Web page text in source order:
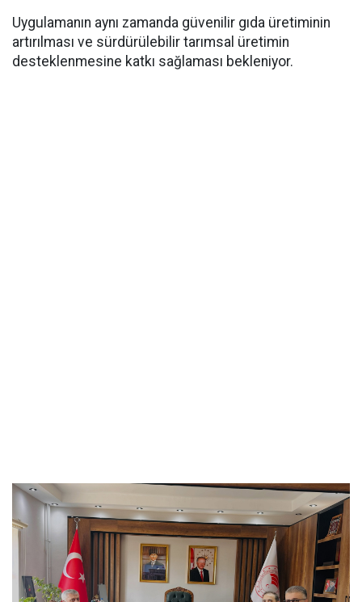
Uygulamanın aynı zamanda güvenilir gıda üretiminin
artırılması ve sürdürülebilir tarımsal üretimin
desteklenmesine katkı sağlaması bekleniyor.